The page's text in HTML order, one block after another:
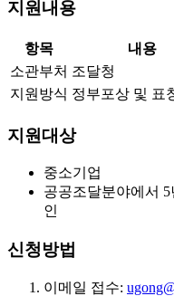
지원내용
항목
내용
소관부처 조달청
지원방식 정부포상 및 표
지원대상
중소기업
공공조달분야에서
인
신청방법
이메일 접수: